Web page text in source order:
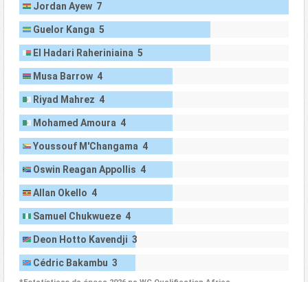
Jordan Ayew 7
Guelor Kanga 5
El Hadari Raheriniaina 5
Musa Barrow 4
Riyad Mahrez 4
Mohamed Amoura 4
Youssouf M'Changama 4
Oswin Reagan Appollis 4
Allan Okello 4
Samuel Chukwueze 4
Deon Hotto Kavendji 3
Cédric Bakambu 3